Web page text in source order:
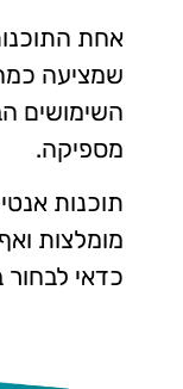
אחת
שמציעה
השימושים
מספיקה.
תוכנות
מומלצות
כדאי לבחור